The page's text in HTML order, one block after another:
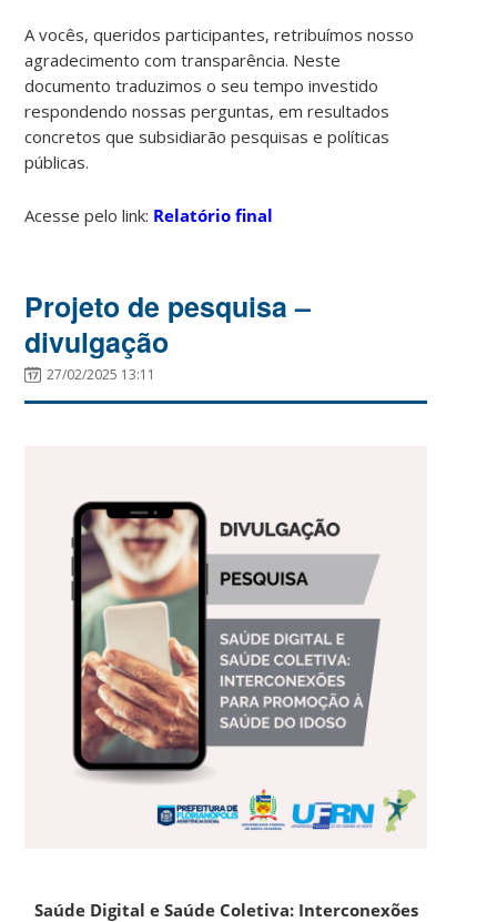
A vocês, queridos participantes, retribuímos nosso
agradecimento com transparência. Neste
documento traduzimos o seu tempo investido
respondendo nossas perguntas, em resultados
concretos que subsidiarão pesquisas e políticas
públicas.
Acesse pelo link: Relatório final
Projeto de pesquisa –
divulgação
27/02/2025 13:11
Saúde Digital e Saúde Coletiva: Interconexões